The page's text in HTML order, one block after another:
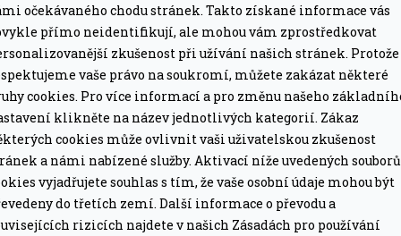
očekávaného chodu stránek. Takto získané informace vás
přímo neidentifikují, ale mohou vám zprostředkovat
zkušenost při užívání našich stránek. Protože
vaše právo na soukromí, můžete zakázat některé
cookies. Pro více informací a pro změnu našeho
klikněte na název jednotlivých kategorií. Zákaz
cookies může ovlivnit vaši uživatelskou zkušenost
a námi nabízené služby. Aktivací níže uvedených souborů
vyjadřujete souhlas s tím, že vaše osobní údaje mohou být
do třetích zemí. Další informace o převodu a
rizicích najdete v našich Zásadách pro používání
obchod a průmysl
a vůní (vhodné pro alergiky)
s funkcí 360° rozprašování nad hlavou
mastnotu a mnoho dalšího z vaší oblíbené košile
až o 50 % rychleji